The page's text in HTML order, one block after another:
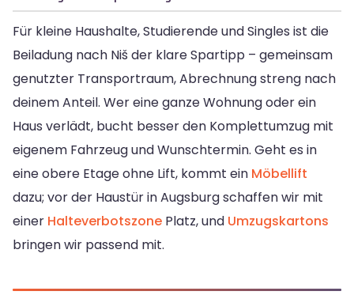
Für kleine Haushalte, Studierende und Singles ist die
Beiladung nach Niš der klare Spartipp – gemeinsam
genutzter Transportraum, Abrechnung streng nach
deinem Anteil. Wer eine ganze Wohnung oder ein
Haus verlädt, bucht besser den Komplettumzug mit
eigenem Fahrzeug und Wunschtermin. Geht es in
eine obere Etage ohne Lift, kommt ein Möbellift
dazu; vor der Haustür in Augsburg schaffen wir mit
einer Halteverbotszone Platz, und Umzugskartons
bringen wir passend mit.